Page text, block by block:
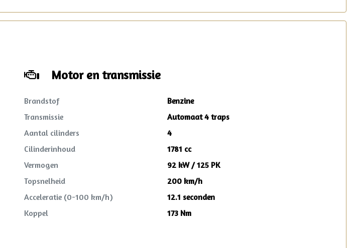
iets voorzien? Dan wordt dit opgelost
volgens de heldere voorwaarden, waar
Motor en transmissie
Brandstof
Benzine
Transmissie
Automaat 4 traps
Aantal cilinders
4
Cilinderinhoud
1781 cc
Vermogen
92 kW / 125 PK
Topsnelheid
200 km/h
Acceleratie (0-100 km/h)
12.1 seconden
Koppel
173 Nm